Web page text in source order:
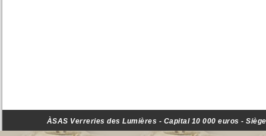
ÀSAS Verreries des Lumières - Capital 10 000 euros -